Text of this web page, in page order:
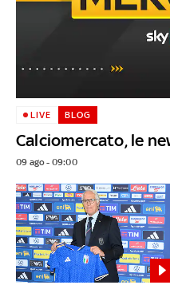
Calciomercato, le
LIVE BLOG
09 ago - 09:00